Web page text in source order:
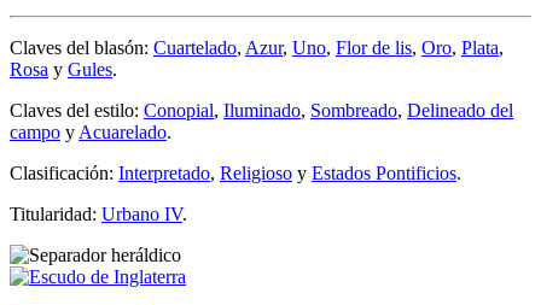
Claves del blasón: Cuartelado, Azur, Uno, Flor de lis, Oro, Plata,
Rosa y Gules.
Claves del estilo: Conopial, Iluminado, Sombreado, Delineado del
campo y Acuarelado.
Clasificación: Interpretado, Religioso y Estados Pontificios.
Titularidad: Urbano IV.